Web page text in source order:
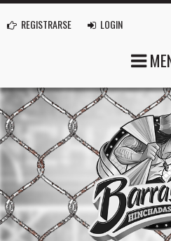
REGISTRARSE LOGIN